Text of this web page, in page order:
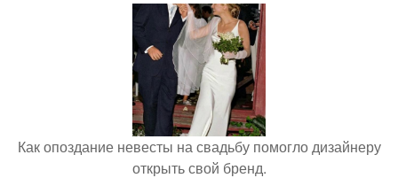
Как опоздание невесты на свадьбу помогло дизайнеру
открыть свой бренд.